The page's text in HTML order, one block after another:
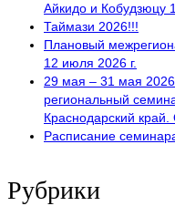
Айкидо и Кобудзюцу
Таймази 2026!!!
Плановый
12 июля 2026 г.
29 мая – 31 мая
региональный
Краснодарский край.
Расписание
Рубрики